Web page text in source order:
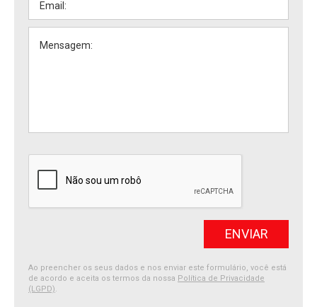
Ao preencher os seus dados e nos enviar este formulário, você está
de acordo e aceita os termos da nossa Política de Privacidade
(LGPD).